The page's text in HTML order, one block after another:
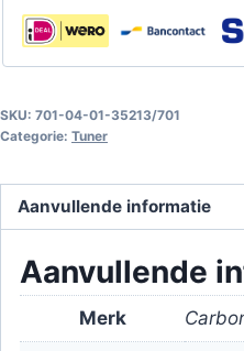
Lichtmetalen
Velgen
-
(lang)
Carbonado
aantal
SKU: 701-04-01-35213/701
Categorie: Tuner
Aanvullende informatie
Aanvullende
Merk